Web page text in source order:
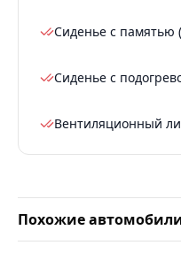
Сиденье с памятью
Сиденье с
Вентиляционный
Похожие